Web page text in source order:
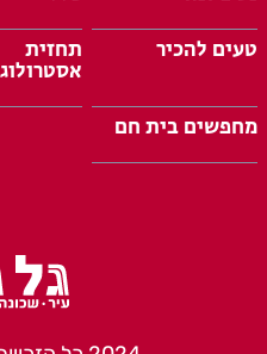
טעים להכיר
תחזית
מחפשים בית חם